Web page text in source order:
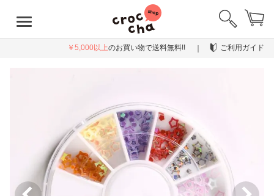
￥5,000以上のお買い物で送料無料!! ご利用ガイド